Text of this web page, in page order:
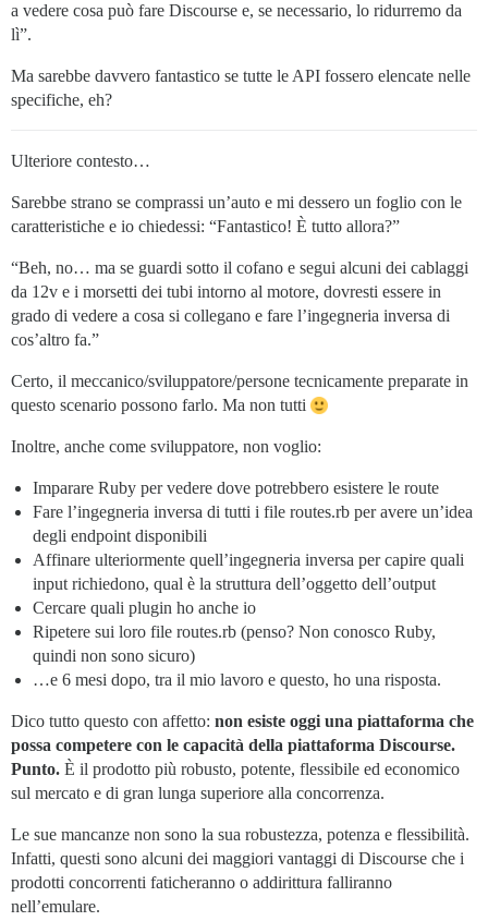
a vedere cosa può fare Discourse e, se necessario, lo ridurremo da
lì”.
Ma sarebbe davvero fantastico se tutte le API fossero elencate nelle
specifiche, eh?
Ulteriore contesto…
Sarebbe strano se comprassi un’auto e mi dessero un foglio con le
caratteristiche e io chiedessi: “Fantastico! È tutto allora?”
“Beh, no… ma se guardi sotto il cofano e segui alcuni dei cablaggi
da 12v e i morsetti dei tubi intorno al motore, dovresti essere in
grado di vedere a cosa si collegano e fare l’ingegneria inversa di
cos’altro fa.”
Certo, il meccanico/sviluppatore/persone tecnicamente preparate in
questo scenario possono farlo. Ma non tutti
Inoltre, anche come sviluppatore, non voglio:
Imparare Ruby per vedere dove potrebbero esistere le route
Fare l’ingegneria inversa di tutti i file routes.rb per avere un’idea
degli endpoint disponibili
Affinare ulteriormente quell’ingegneria inversa per capire quali
input richiedono, qual è la struttura dell’oggetto dell’output
Cercare quali plugin ho anche io
Ripetere sui loro file routes.rb (penso? Non conosco Ruby,
quindi non sono sicuro)
…e 6 mesi dopo, tra il mio lavoro e questo, ho una risposta.
Dico tutto questo con affetto: non esiste oggi una piattaforma che
possa competere con le capacità della piattaforma Discourse.
Punto. È il prodotto più robusto, potente, flessibile ed economico
sul mercato e di gran lunga superiore alla concorrenza.
Le sue mancanze non sono la sua robustezza, potenza e flessibilità.
Infatti, questi sono alcuni dei maggiori vantaggi di Discourse che i
prodotti concorrenti faticheranno o addirittura falliranno
nell’emulare.